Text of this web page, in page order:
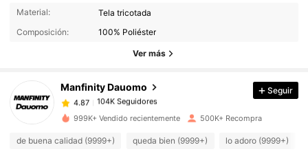
Material:
Tela tricotada
Composición:
100% Poliéster
Ver más
Manfinity Dauomo
104K Seguidores
4.87
104K Seguidores
k***0 pagóHace 14 horas
4.87 104K Seguidores
Seguir
999K+ Vendido recientemente 500K+ Recompra
de buena calidad (9999+) queda bien (9999+) lo adoro (9999+)